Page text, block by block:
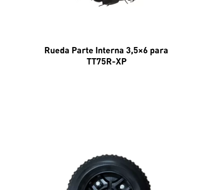
Rueda Parte Interna 3,5×6 para
TT75R-XP